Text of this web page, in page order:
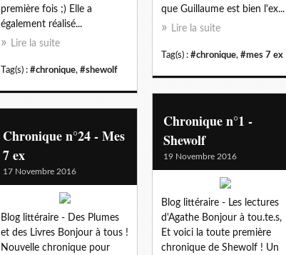
première fois ;) Elle a
également réalisé...
Lire la suite
Tag(s) : #chronique, #shewolf
que Guillaume est bien l'ex...
Lire la suite
Tag(s) : #chronique, #mes 7 ex
Chronique n°1 -
Shewolf
19 Novembre 2016
Blog littéraire - Les lectures
d'Agathe Bonjour à tou.te.s,
Et voici la toute première
chronique de Shewolf ! Un
Chronique n°24 - Mes
7 ex
17 Novembre 2016
Blog littéraire - Des Plumes
et des Livres Bonjour à tous !
Nouvelle chronique pour